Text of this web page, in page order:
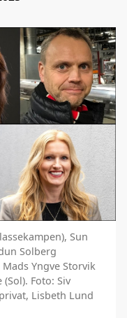
Sun
Solberg
Yngve Storvik
Foto: Siv
Lisbeth Lund